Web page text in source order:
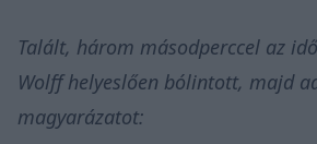
Talált, három másodperccel az
Wolff helyeslően bólintott, majd
magyarázatot: